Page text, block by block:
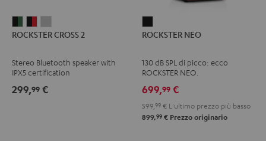
CROSS
Black
&
Green
CROSS
Nero
&
Rosso
CROSS
Light
Gray
ROCKSTER CROSS 2
Stereo Bluetooth speaker with
IPX5 certification
299,99 €
NEO
ROCKSTER NEO
130 dB SPL di picco: ecco
ROCKSTER NEO.
699,99 €
599, 99 € L'ultimo prezzo più basso
899,99 € Prezzo originario